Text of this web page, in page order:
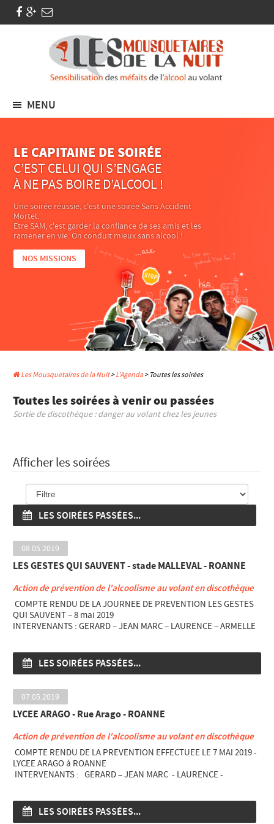
MENU
LE CAPITAINE DE SOIRÉE
C’EST CELUI QUI S’ENGAGE
À NE PAS BOIRE D’ALCOOL !
Une soirée réussie, c'est une soirée Sans Accident
Mortel.
Etre SAM, c'est garder la confiance de ses amis et les
ramener en vie. On conduit mieux sans alcool !
NOS MISSIONS
Les Mousquetaires de la Nuit>L'Agenda> Toutes les soirées
Toutes les soirées à venir ou passées
Sortie de discothèque : danger au volant chez les jeunes
Afficher les soirées
LES SOIRÉES PASSÉES...
08.05.2019
LES GESTES QUI SAUVENT - stade MALLEVAL - ROANNE
Action de prévention de l'alcoolisme au volant en discothèque
COMPTE RENDU DE LA JOURNEE DE PREVENTION LES GESTES
QUI SAUVENT – 8 mai 2019
INTERVENANTS : GERARD – JEAN MARC – LAURENCE – ARMELLE
ROANNE – vie associative a lieu.
Cette année LES GESTES QUI SAUVENT avaient associé cet
alternance ROANNE stade MALLEVAL et ST ETIENNE.
Cette manifestation avait pour objectif de sensibiliser les jeunes
à l’évènement sportif, à la pratique des gestes de premier
dans une association ou en tant que jeunes sapeurs-pompiers et
faire prendre conscience aux visiteurs que tout le monde peut
sauver des vies.
De nombreuses animations étaient présentes : HOPITAL DE
ROANNE, SAMU, SDIS, CROIX ROUGE, SECOURISTES FRANÇAIS
SAUVETEURS DE MABLY, PROTECTION CIVILE et PISTE
ROUTIERE – DON DU SANG - DON DE MOELLE OSSEUSE et LES
LES SOIRÉES PASSÉES...
07.05.2019
LYCEE ARAGO - Rue Arago - ROANNE
Action de prévention de l'alcoolisme au volant en discothèque
COMPTE RENDU DE LA PREVENTION EFFECTUEE LE 7 MAI 2019 -
LYCEE ARAGO à ROANNE
INTERVENANTS : GERARD – JEAN MARC - LAURENCE -
semaine de la santé - auprès des élèves de Terminale
professionnelle système numérique, pour une prévention
LES SOIRÉES PASSÉES...